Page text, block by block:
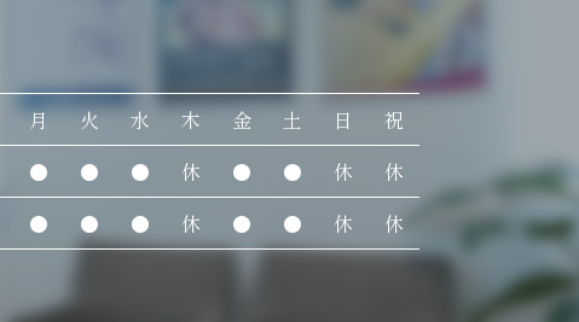
月 火 水 木 金 土 日
祝
● ● ● 休 ● ● 休
休
● ● ● 休 ● ● 休
休